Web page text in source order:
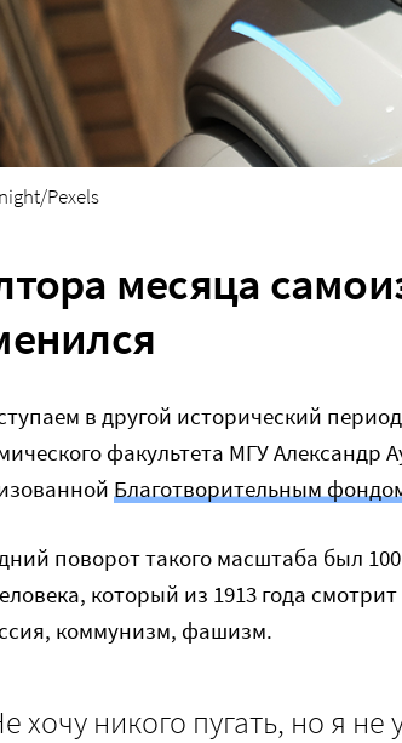
Pexels
месяца
в другой исторический
факультета МГУ Александр
Благотворительным
поворот такого масштаба был
который из 1913 года
коммунизм, фашизм.
хочу никого пугать, но я